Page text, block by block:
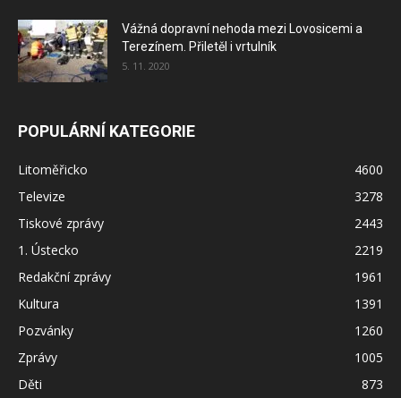
Vážná dopravní nehoda mezi Lovosicemi a
Terezínem. Přiletěl i vrtulník
5. 11. 2020
POPULÁRNÍ KATEGORIE
Litoměřicko
4600
Televize
3278
Tiskové zprávy
2443
1. Ústecko
2219
Redakční zprávy
1961
Kultura
1391
Pozvánky
1260
Zprávy
1005
Děti
873